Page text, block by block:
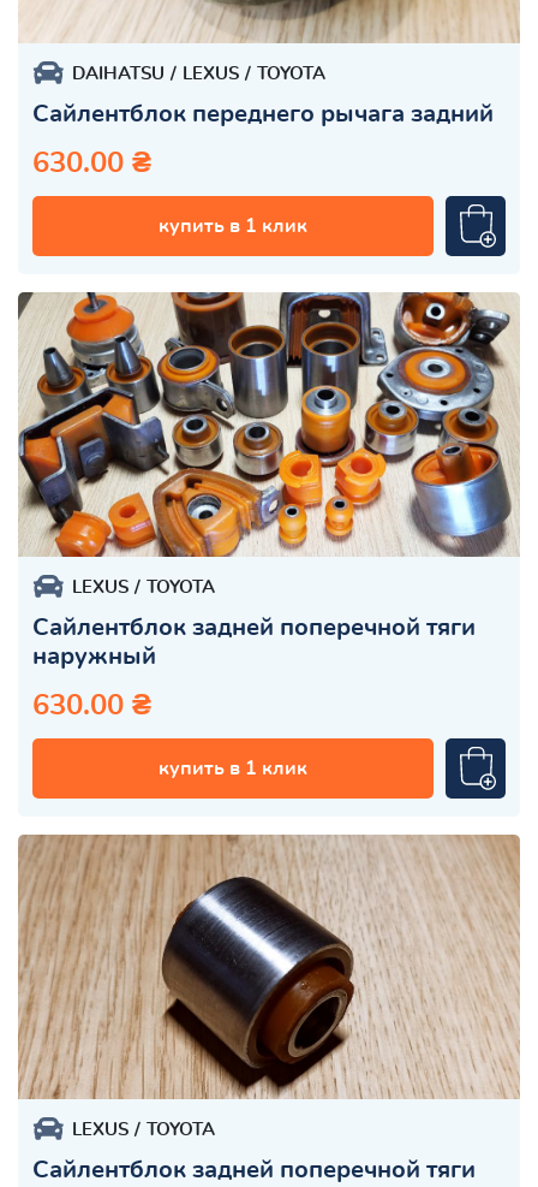
DAIHATSU LEXUS TOYOTA
Сайлентблок переднего рычага задний
630.00 ₴
купить в 1 клик
LEXUS TOYOTA
Сайлентблок задней поперечной тяги
наружный
630.00 ₴
купить в 1 клик
LEXUS TOYOTA
Сайлентблок задней поперечной тяги